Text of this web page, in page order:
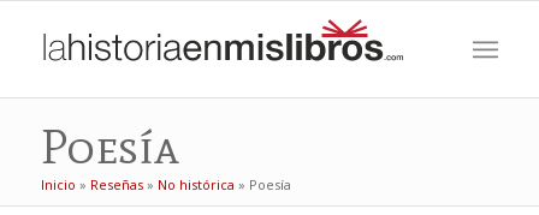
Poesía
Inicio » Reseñas» No histórica » Poesía